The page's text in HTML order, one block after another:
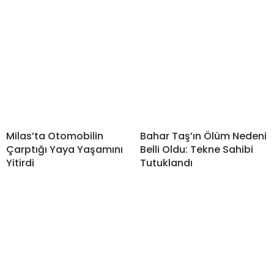
Milas’ta Otomobilin
Çarptığı Yaya Yaşamını
Yitirdi
Bahar Taş’ın Ölüm Nedeni
Belli Oldu: Tekne Sahibi
Tutuklandı